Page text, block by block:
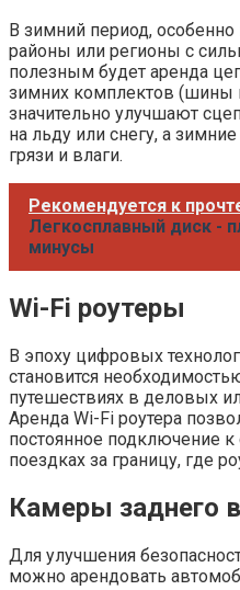
В зимний период,
районы или регионы с
полезным будет аренда
зимних комплектов (шины
значительно улучшают
на льду или снегу, а
грязи и влаги.
Рекомендуется к
Легкосплавный диск -
минусы
Wi-Fi роутеры
В эпоху цифровых
становится
путешествиях в деловых
Аренда Wi-Fi роутера
постоянное подключение к
поездках за границу, где
Камеры заднего
Для улучшения
можно арендовать